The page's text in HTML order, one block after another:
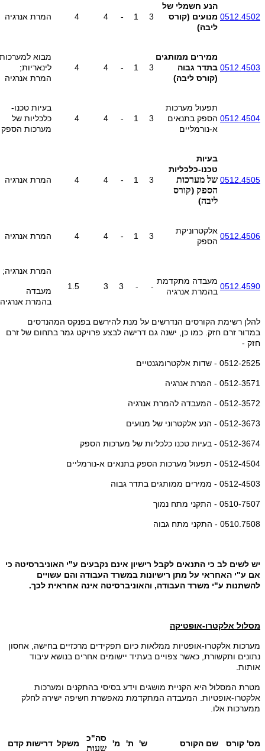
0512.4502
הנע חשמלי של
מנועים (קורס
ליבה)
3
1
-
4
4 המרת אנרגיה
0512.4503
ממירים ממותגים
בתדר גבוה
(קורס ליבה)
3
1
-
4
4
מבוא למערכות
לינאריות;
המרת אנרגיה
0512.4504
תפעול מערכות
הספק בתנאים
א-נורמליים
3
1
-
4
4
בעיות טכנו-
כלכליות של
מערכות הספק
0512.4505
בעיות
טכנו-כלכליות
של מערכות
הספק (קורס
ליבה)
3
1
-
4
4 המרת אנרגיה
0512.4506
אלקטרוניקת
הספק
3
1
-
4
4 המרת אנרגיה
0512.4590
מעבדה מתקדמת
בהמרת אנרגיה
-
-
3
3
1.5
המרת אנרגיה;
מעבדה
בהמרת אנרגיה
להלן רשימת הקורסים הנדרשים על מנת להירשם בפנקס המהנדסים
במדור זרם חזק. כמו כן, ישנה גם דרישה לבצע פרויקט גמר בתחום של זרם
חזק -
0512-2525 - שדות אלקטרומגנטיים
0512-3571 - המרת אנרגיה
0512-3572 - המעבדה להמרת אנרגיה
0512-3673 - הנע אלקטרוני של מנועים
0512-3674 - בעיות טכנו כלכליות של מערכות הספק
0512-4504 - תפעול מערכות הספק בתנאים א-נורמליים
0512-4503 - ממירים ממותגים בתדר גבוה
0510-7507 - התקני מתח נמוך
0510.7508 - התקני מתח גבוה
יש לשים לב כי התנאים לקבל רישיון אינם נקבעים ע"י האוניברסיטה כי
אם ע"י האחראי על מתן רישיונות במשרד העבודה והם עשויים
להשתנות ע"י משרד העבודה, והאוניברסיטה אינה אחראית לכך.
מסלול אלקטרו-אופטיקה
מערכות אלקטרו-אופטיות ממלאות כיום תפקידים מרכזיים בחישה, אחסון
נתונים ותקשורת, כאשר צפויים בעתיד יישומים אחרים בנושא עיבוד
אותות.
מטרת המסלול היא הקניית מושגים וידע בסיסי בהתקנים ומערכות
אלקטרו-אופטיות. המעבדה המתקדמת מאפשרת חשיפה ישירה לחלק
ממערכות אלו.
מס' קורס שם הקורס ש' ת' מ'
סה"כ
שעות משקל דרישות קדם